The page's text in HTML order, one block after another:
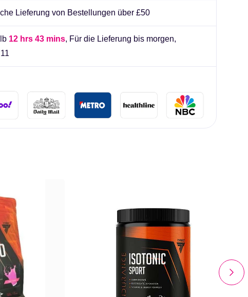
Lieferung von Bestellungen über £50
12 hrs 43 mins, Für die Lieferung bis morgen,